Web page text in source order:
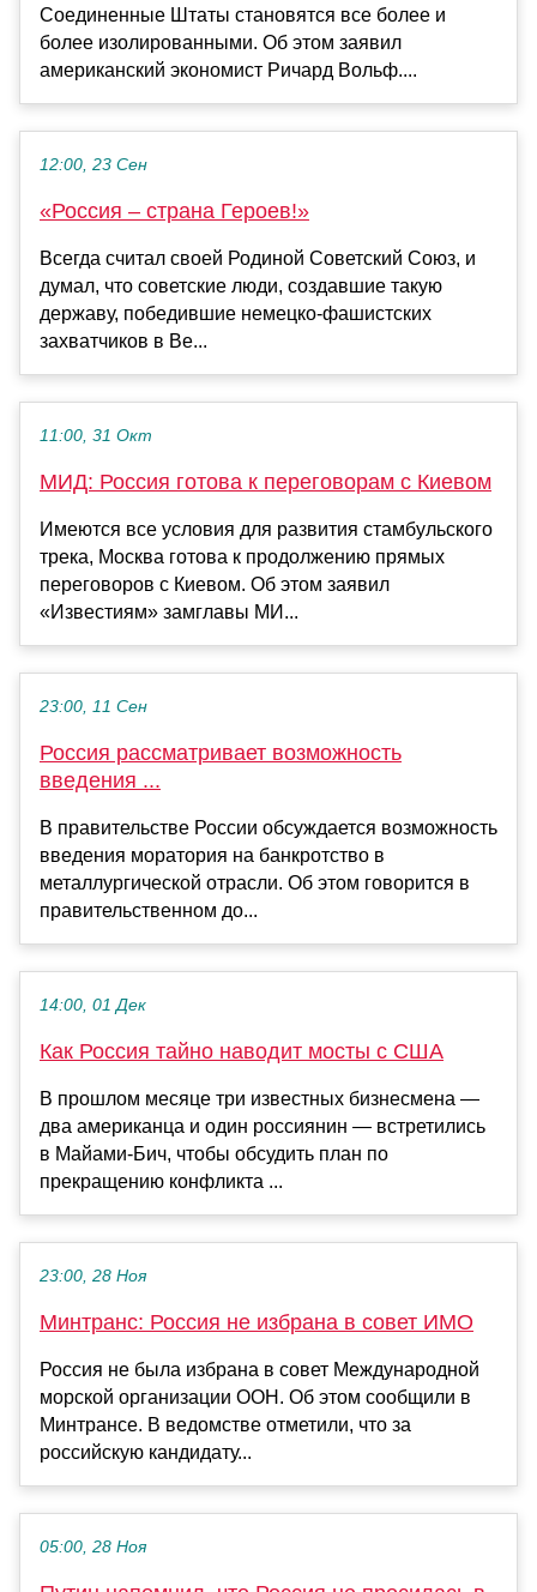
Соединенные Штаты становятся все более и
более изолированными. Об этом заявил
американский экономист Ричард Вольф....
12:00, 23 Сен
«Россия – страна Героев!»
Всегда считал своей Родиной Советский Союз, и
думал, что советские люди, создавшие такую
державу, победившие немецко-фашистских
захватчиков в Ве...
11:00, 31 Окт
МИД: Россия готова к переговорам с Киевом
Имеются все условия для развития стамбульского
трека, Москва готова к продолжению прямых
переговоров с Киевом. Об этом заявил
«Известиям» замглавы МИ...
23:00, 11 Сен
Россия рассматривает возможность
введения ...
В правительстве России обсуждается возможность
введения моратория на банкротство в
металлургической отрасли. Об этом говорится в
правительственном до...
14:00, 01 Дек
Как Россия тайно наводит мосты с США
В прошлом месяце три известных бизнесмена —
два американца и один россиянин — встретились
в Майами-Бич, чтобы обсудить план по
прекращению конфликта ...
23:00, 28 Ноя
Минтранс: Россия не избрана в совет ИМО
Россия не была избрана в совет Международной
морской организации ООН. Об этом сообщили в
Минтрансе. В ведомстве отметили, что за
российскую кандидату...
05:00, 28 Ноя